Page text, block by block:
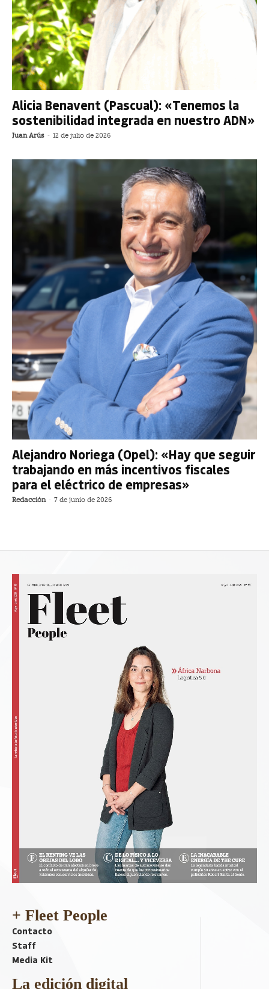
Alicia Benavent (Pascual): «Tenemos la
sostenibilidad integrada en nuestro ADN»
Juan Arús - 12 de julio de 2026
Alejandro Noriega (Opel): «Hay que seguir
trabajando en más incentivos fiscales
para el eléctrico de empresas»
Redacción - 7 de junio de 2026
+ Fleet People
Contacto
Staff
Media Kit
La edición digital